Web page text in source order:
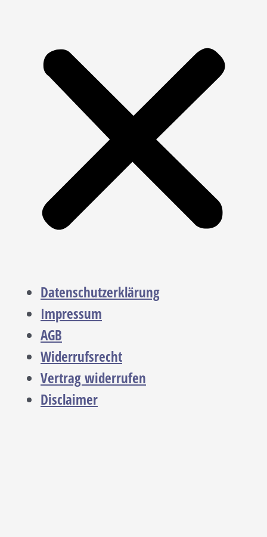
Datenschutzerklärung
Impressum
AGB
Widerrufsrecht
Vertrag widerrufen
Disclaimer